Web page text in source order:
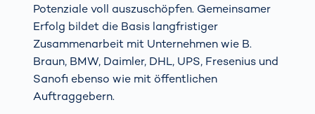
Potenziale voll auszuschöpfen. Gemeinsamer
Erfolg bildet die Basis langfristiger
Zusammenarbeit mit Unternehmen wie B.
Braun, BMW, Daimler, DHL, UPS, Fresenius und
Sanofi ebenso wie mit öffentlichen
Auftraggebern.